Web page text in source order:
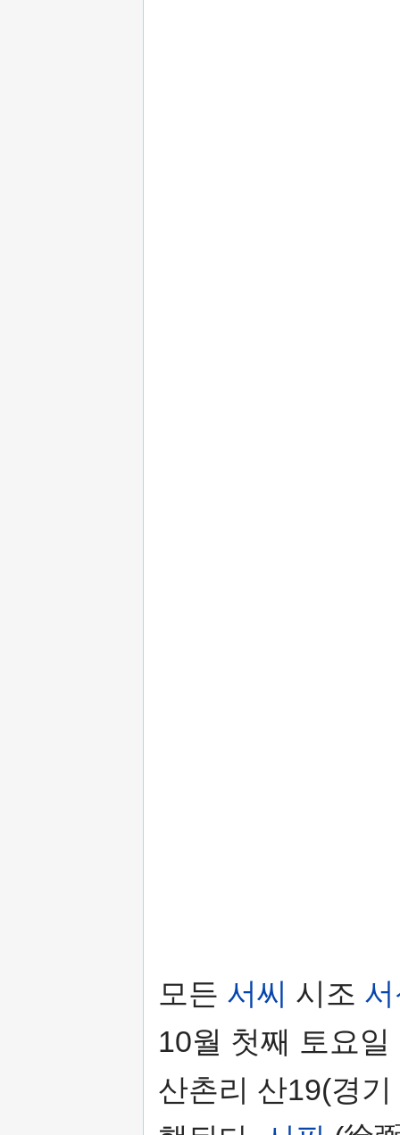
모든 서씨 시조
10월 첫째 토요
산촌리 산19(경